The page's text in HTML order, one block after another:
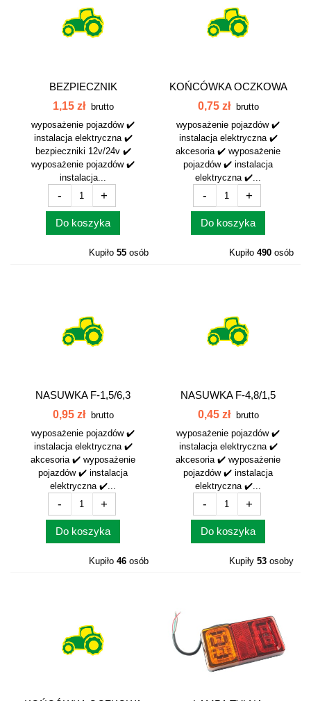
BEZPIECZNIK
PLASTIKOWY 16A 16AP
1,15 zł brutto
wyposażenie pojazdów ✔️
instalacja elektryczna ✔️
bezpieczniki 12v/24v ✔️
wyposażenie pojazdów ✔️
instalacja...
- +
Do koszyka
Kupiło 55 osób
KOŃCÓWKA OCZKOWA
M 8-2,5 042325
0,75 zł brutto
wyposażenie pojazdów ✔️
instalacja elektryczna ✔️
akcesoria ✔️ wyposażenie
pojazdów ✔️ instalacja
elektryczna ✔️...
- +
Do koszyka
Kupiło 490 osób
NASUWKA F-1,5/6,3
ŻEŃSKI...
0,95 zł
brutto
wyposażenie pojazdów ✔️
instalacja elektryczna ✔️
akcesoria ✔️ wyposażenie
pojazdów ✔️ instalacja
elektryczna ✔️...
- +
Do koszyka
Kupiło 46 osób
NASUWKA F-4,8/1,5
ŻEŃSKI 042205
0,45 zł
brutto
wyposażenie pojazdów ✔️
instalacja elektryczna ✔️
akcesoria ✔️ wyposażenie
pojazdów ✔️ instalacja
elektryczna ✔️...
- +
Do koszyka
Kupiły 53 osoby